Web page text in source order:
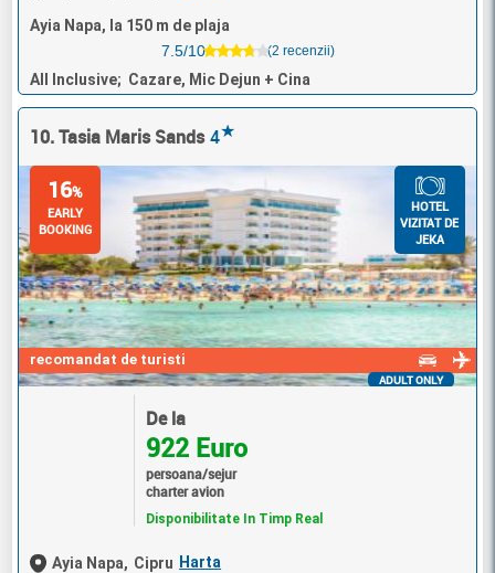
Ayia Napa, la 150 m de plaja
7.5/10
(2 recenzii)
All Inclusive; Cazare, Mic Dejun + Cina
10. Tasia Maris Sands 4★
recomandat de turisti
16%
EARLY
BOOKING
HOTEL
VIZITAT DE
JEKA
ADULT ONLY
De la
922 Euro
persoana/sejur
charter avion
Disponibilitate In Timp Real
Ayia Napa, Cipru Harta